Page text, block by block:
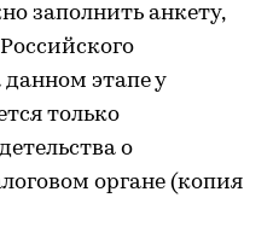
заполнить анкету,
этапе у
только
о
органе (копия